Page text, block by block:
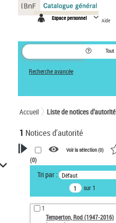
Espace personnel Aide
Tout
Recherche avancée
Accueil Liste de notices d’autorité
1 Notices d'autorité
VOTRE RECHERCHE
Recherche avancée dans les
notices d’autorité
Œuvres liées à l'auteur :
Temperton, Rod (1947-2016)
Voir la sélection (0)
(0)
Tri par : Défaut
sur 1
1
Temperton, Rod (1947-2016)
Panneau de gestion des cookies